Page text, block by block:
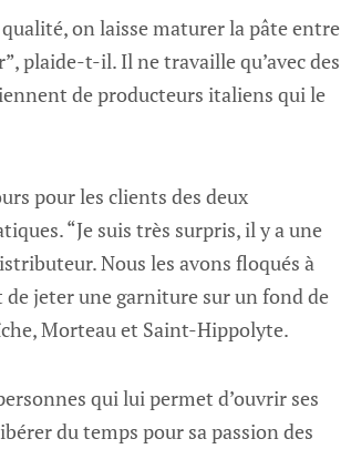
qualité, on laisse maturer la pâte entre
plaide-t-il. Il ne travaille qu’avec des
de producteurs italiens qui le
pour les clients des deux
“Je suis très surpris, il y a une
Nous les avons floqués à
jeter une garniture sur un fond de
Morteau et Saint-Hippolyte.
qui lui permet d’ouvrir ses
du temps pour sa passion des